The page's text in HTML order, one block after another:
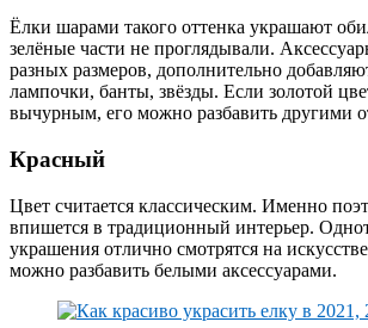
Ёлки шарами такого оттенка украшают
зелёные части не проглядывали.
разных размеров, дополнительно
лампочки, банты, звёзды. Если золотой
вычурным, его можно разбавить другими
Красный
Цвет считается классическим. Именно
впишется в традиционный интерьер.
украшения отлично смотрятся на
можно разбавить белыми аксессуарами.